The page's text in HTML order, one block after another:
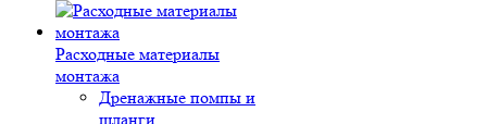
Расходные материалы
монтажа
Дренажные помпы и
шланги